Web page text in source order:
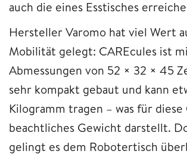
auch die eines Esstisches
Hersteller Varomo hat viel Wert
Mobilität gelegt: CAREcules ist
Abmessungen von 52 × 32 × 45
sehr kompakt gebaut und kann
Kilogramm tragen – was für
beachtliches Gewicht darstellt.
gelingt es dem Robotertisch